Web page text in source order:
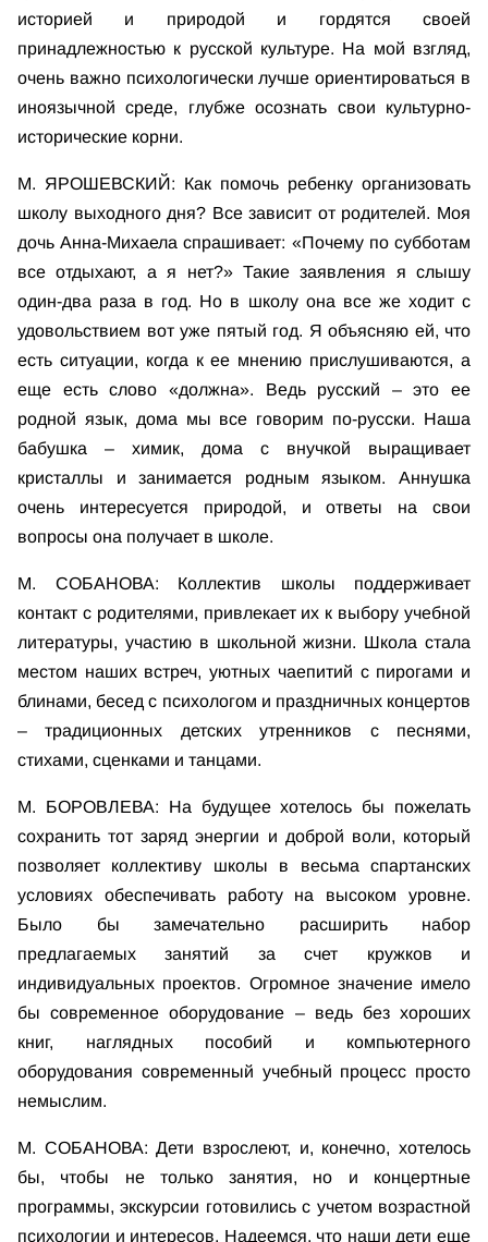
историей и природой и гордятся своей
принадлежностью к русской культуре. На мой взгляд,
очень важно психологически лучше ориентироваться в
иноязычной среде, глубже осознать свои культурно-
исторические корни.
М. ЯРОШЕВСКИЙ: Как помочь ребенку организовать
школу выходного дня? Все зависит от родителей. Моя
дочь Анна-Михаела спрашивает: «Почему по субботам
все отдыхают, а я нет?» Такие заявления я слышу
один-два раза в год. Но в школу она все же ходит с
удовольствием вот уже пятый год. Я объясняю ей, что
есть ситуации, когда к ее мнению прислушиваются, а
еще есть слово «должна». Ведь русский – это ее
родной язык, дома мы все говорим по-русски. Наша
бабушка – химик, дома с внучкой выращивает
кристаллы и занимается родным языком. Аннушка
очень интересуется природой, и ответы на свои
вопросы она получает в школе.
М. СОБАНОВА: Коллектив школы поддерживает
контакт с родителями, привлекает их к выбору учебной
литературы, участию в школьной жизни. Школа стала
местом наших встреч, уютных чаепитий с пирогами и
блинами, бесед с психологом и праздничных концертов
– традиционных детских утренников с песнями,
стихами, сценками и танцами.
М. БОРОВЛЕВА: На будущее хотелось бы пожелать
сохранить тот заряд энергии и доброй воли, который
позволяет коллективу школы в весьма спартанских
условиях обеспечивать работу на высоком уровне.
Было бы замечательно расширить набор
предлагаемых занятий за счет кружков и
индивидуальных проектов. Огромное значение имело
бы современное оборудование – ведь без хороших
книг, наглядных пособий и компьютерного
оборудования современный учебный процесс просто
немыслим.
М. СОБАНОВА: Дети взрослеют, и, конечно, хотелось
бы, чтобы не только занятия, но и концертные
программы, экскурсии готовились с учетом возрастной
психологии и интересов. Надеемся, что наши дети еще